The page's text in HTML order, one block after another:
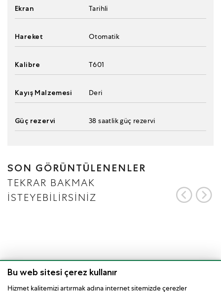
Ekran Tarihli
Hareket Otomatik
Kalibre T601
Kayış Malzemesi Deri
Güç rezervi 38 saatlik güç rezervi
SON GÖRÜNTÜLENENLER
TEKRAR BAKMAK
İSTEYEBİLİRSİNİZ
Bu web sitesi çerez kullanır
Hizmet kalitemizi artırmak adına internet sitemizde çerezler